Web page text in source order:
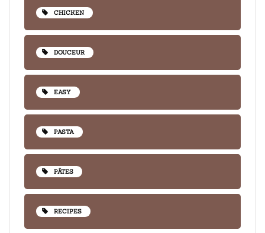
CHICKEN
DOUCEUR
EASY
PASTA
PÂTES
RECIPES